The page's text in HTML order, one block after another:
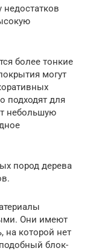
недостатков
более тонкие
могут
подходят для
небольшую
пород дерева
Они имеют
на которой нет
блок-